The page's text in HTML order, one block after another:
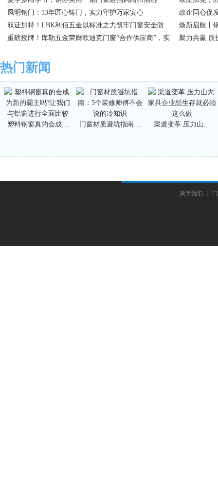
十大品牌殊
凤明钢门：13年匠心铸门，实力守护万家安心
政企同心促
指导
双证加持！LBK利佰五金以标准之力筑牢门窗安全防
线
焕新启航丨
满举行
重磅授牌！库勒五金荣膺欧迪克门窗“合作供应商”，实
聚力共赢 质
热门新闻
塑料钢窗真的会成… 门窗材质避坑指南… 渠道变革 压力山…
关于我们